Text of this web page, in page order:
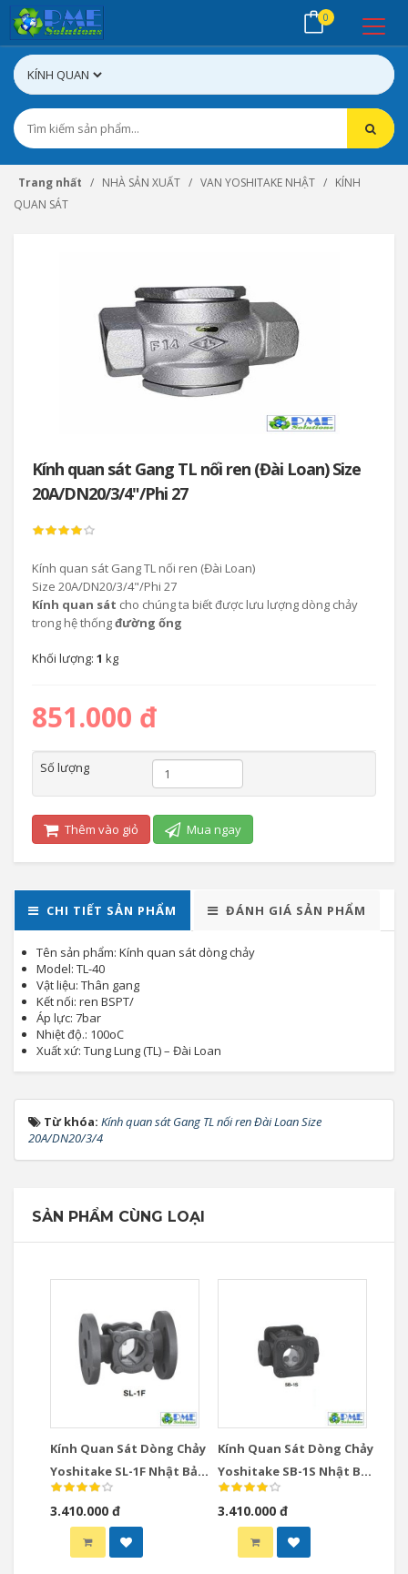
0
Trang nhất NHÀ SẢN XUẤT VAN YOSHITAKE NHẬT
KÍNH
QUAN SÁT
Kính quan sát Gang TL nối ren (Đài Loan) Size
20A/DN20/3/4"/Phi 27
Kính quan sát Gang TL nối ren (Đài Loan)
Size 20A/DN20/3/4"/Phi 27
Kính quan sát cho chúng ta biết được lưu lượng dòng chảy
trong hệ thốngđường ống
Khối lượng: 1 kg
851.000 đ
Số lượng
Thêm vào giỏ Mua ngay
CHI TIẾT SẢN PHẨM ĐÁNH GIÁ SẢN PHẨM
Tên sản phẩm: Kính quan sát dòng chảy
Model: TL-40
Vật liệu: Thân gang
Kết nối: ren BSPT/
Áp lực: 7bar
Nhiệt độ.: 100oC
Xuất xứ: Tung Lung (TL) – Đài Loan
Từ khóa: Kính quan sát Gang TL nối ren Đài Loan Size
20A/DN20/3/4
SẢN PHẨM CÙNG LOẠI
Kính Quan Sát Dòng Chảy
Yoshitake SL-1F Nhật Bản
DN15-DN50 Mặt Bích
JIS10K
3.410.000 đ
Kính Quan Sát Dòng Chảy
Yoshitake SB-1S Nhật Bản
DN15-DN50 Ren JIS Rc
3.410.000 đ